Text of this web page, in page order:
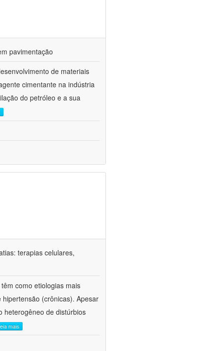
pavimentação
de materiais
cimentante na indústria
do petróleo e a sua
terapias celulares,
como etiologias mais
(crônicas). Apesar
heterogêneo de distúrbios
mais